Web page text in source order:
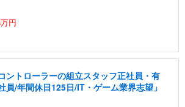
円
ントローラーの組立スタッフ正社員・有
員/年間休日125日/IT・ゲーム業界志望」